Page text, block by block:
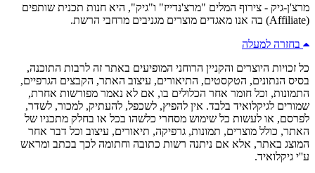
מרצ'ן-גיק - צירוף המלים "מרצ'נדייז" ו"גיק", היא חנות תכנית שותפים
(Affiliate) בה אנו מאגדים מוצרים מגניבים מרחבי הרשת.
בחזרה למעלה
כל זכויות היוצרים והקניין הרוחני המופיעים באתר זה לרבות התוכנה,
בסיס הנתונים, הטקסטים, התיאורים, עיצוב האתר, הקבצים הגרפיים,
התמונות, וכל חומר אחר הכלולים בו, אם לא נאמר מפורשות אחרת,
שמורים לגיקלואיד בלבד. אין להפיץ, לשכפל, להעתיק, למכור, לשדר,
לפרסם, או לעשות כל שימוש מסחרי כלשהו בכל או בחלק מתכניו של
האתר, כולל מוצרים, תמונות, גרפיקה, תיאורים, עיצוב וכל דבר אחר
המוצג באתר, אלא אם ניתנה רשות כתובה וחתומה לכך בכתב ומראש
ע''י גיקלואיד.